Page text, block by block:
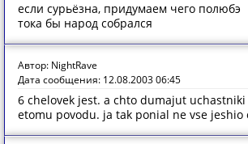
если сурьёзна, придумаем чего полюбэ
тока бы народ собрался
Автор: NightRave
Дата сообщения: 12.08.2003 06:45
6 chelovek jest. a chto dumajut
etomu povodu. ja tak ponial ne vse jeshio